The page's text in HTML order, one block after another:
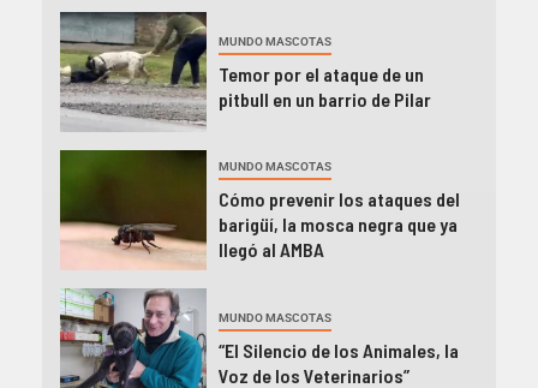
MUNDO MASCOTAS
Temor por el ataque de un
pitbull en un barrio de Pilar
MUNDO MASCOTAS
Cómo prevenir los ataques del
barigüí, la mosca negra que ya
llegó al AMBA
MUNDO MASCOTAS
“El Silencio de los Animales, la
Voz de los Veterinarios”